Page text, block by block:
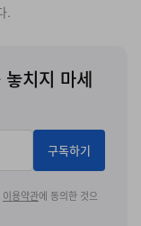
레이어가 눈에
에, 복합적이면서
에는 기능적 포
나란히 자리한
프로포션을 적
.
치지 마세
구독하기
이용약관에 동의한 것으